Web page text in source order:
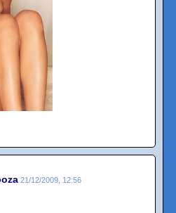
21/12/2009, 12:56